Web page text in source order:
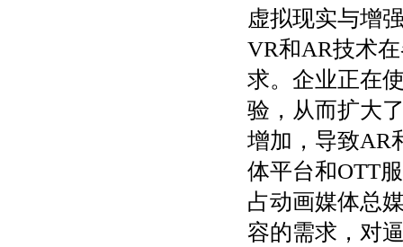
虚拟现实与增
VR和AR技术
求。企业正在
验，从而扩大
增加，导致AR
体平台和OTT
占动画媒体总
容的需求，对